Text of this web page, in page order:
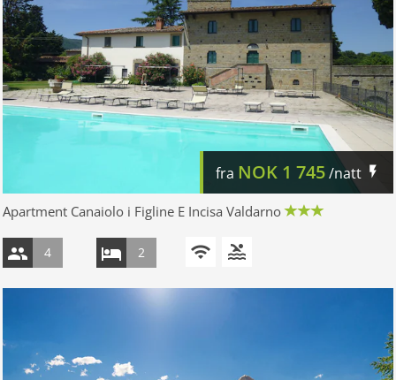
fra NOK 1 745/natt
Apartment Canaiolo i Figline E Incisa Valdarno
4 2